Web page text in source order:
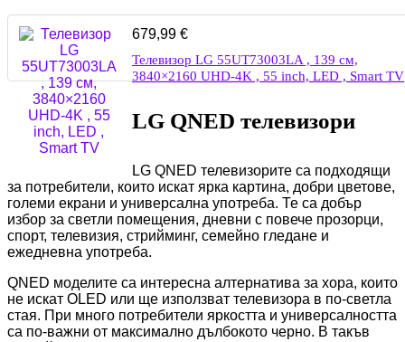
679,99 €
Телевизор LG 55UT73003LA , 139 см,
3840×2160 UHD-4K , 55 inch, LED , Smart TV
LG QNED телевизори
LG QNED телевизорите са подходящи
за потребители, които искат ярка картина, добри цветове,
големи екрани и универсална употреба. Те са добър
избор за светли помещения, дневни с повече прозорци,
спорт, телевизия, стрийминг, семейно гледане и
ежедневна употреба.
QNED моделите са интересна алтернатива за хора, които
не искат OLED или ще използват телевизора в по-светла
стая. При много потребители яркостта и универсалността
са по-важни от максимално дълбокото черно. В такъв